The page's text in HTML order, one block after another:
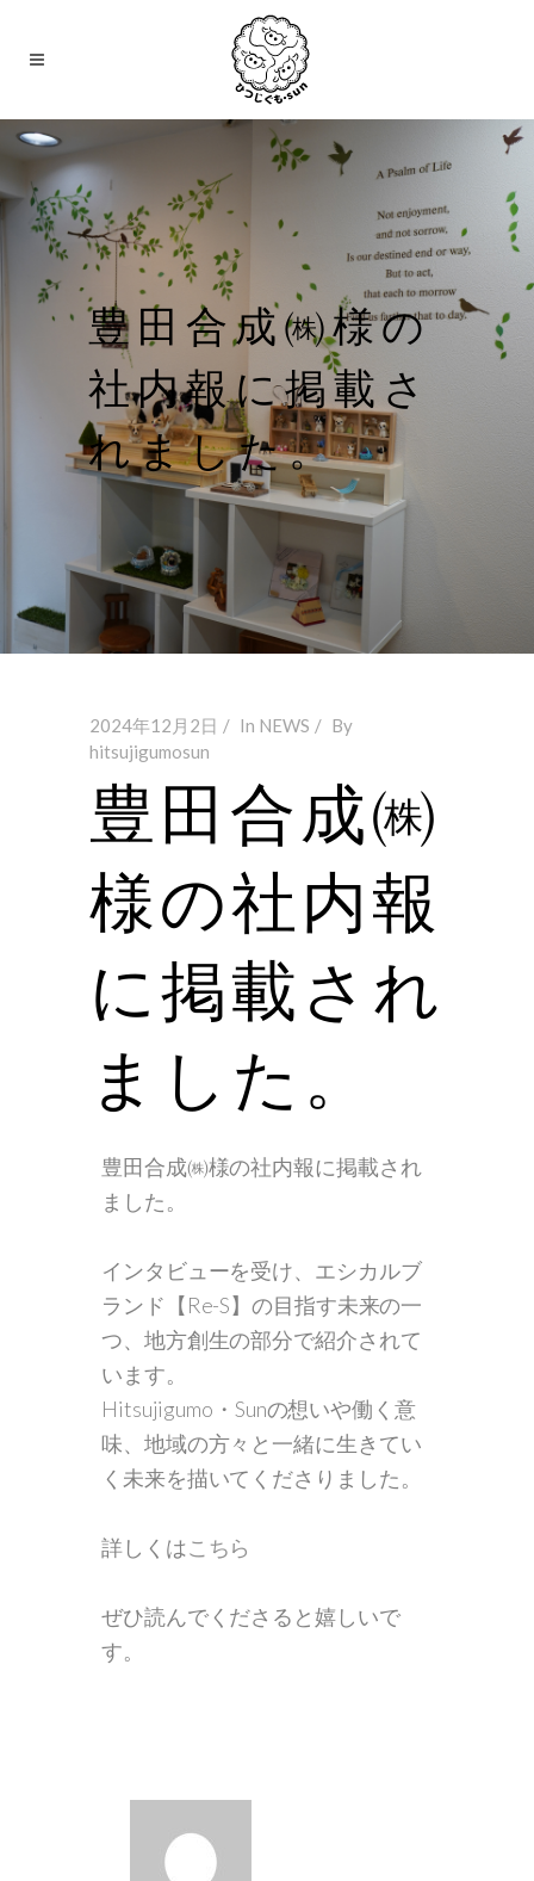
豊田合成㈱様の
社内報に掲載さ
れました。
2024年12月2日 In NEWS
By
hitsujigumosun
豊田合成㈱
様の社内報
に掲載され
ました。
豊田合成㈱様の社内報に掲載され
ました。
インタビューを受け、エシカルブ
ランド【Re-S】の目指す未来の一
つ、地方創生の部分で紹介されて
います。
Hitsujigumo・Sunの想いや働く意
味、地域の方々と一緒に生きてい
く未来を描いてくださりました。
詳しくはこちら
ぜひ読んでくださると嬉しいで
す。